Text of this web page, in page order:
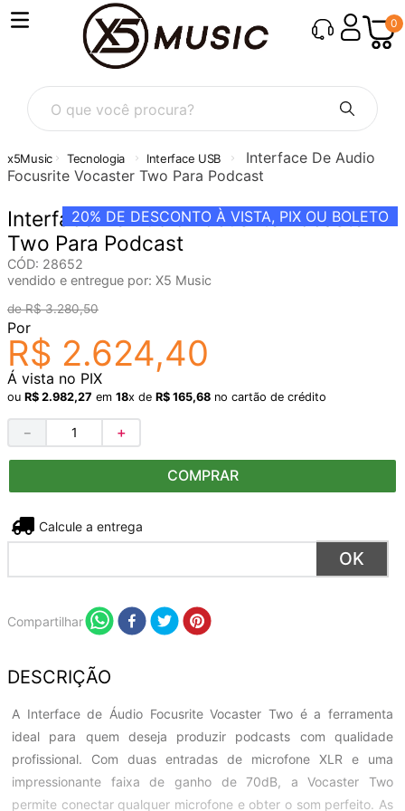
0
O que você procura?
Tecnologia Interface USB
Interface De Audio
Focusrite Vocaster Two Para Podcast
20% DE DESCONTO À VISTA, PIX OU BOLETO
Interface De Audio Focusrite Vocaster
Two Para Podcast
CÓD: 28652
vendido e entregue por: X5 Music
R$ 3.280,50
Por
R$ 2.624,40
Á vista no PIX
ou R$ 2.982,27 em 18x de R$ 165,68 no cartão de crédito
＋
－
COMPRAR
Não sei meu CEP
Compartilhar
DESCRIÇÃO
A Interface de Áudio Focusrite Vocaster Two é a ferramenta
ideal para quem deseja produzir podcasts com qualidade
profissional. Com duas entradas de microfone XLR e uma
impressionante faixa de ganho de 70dB, a Vocaster Two
permite conectar qualquer microfone e obter o som perfeito. As